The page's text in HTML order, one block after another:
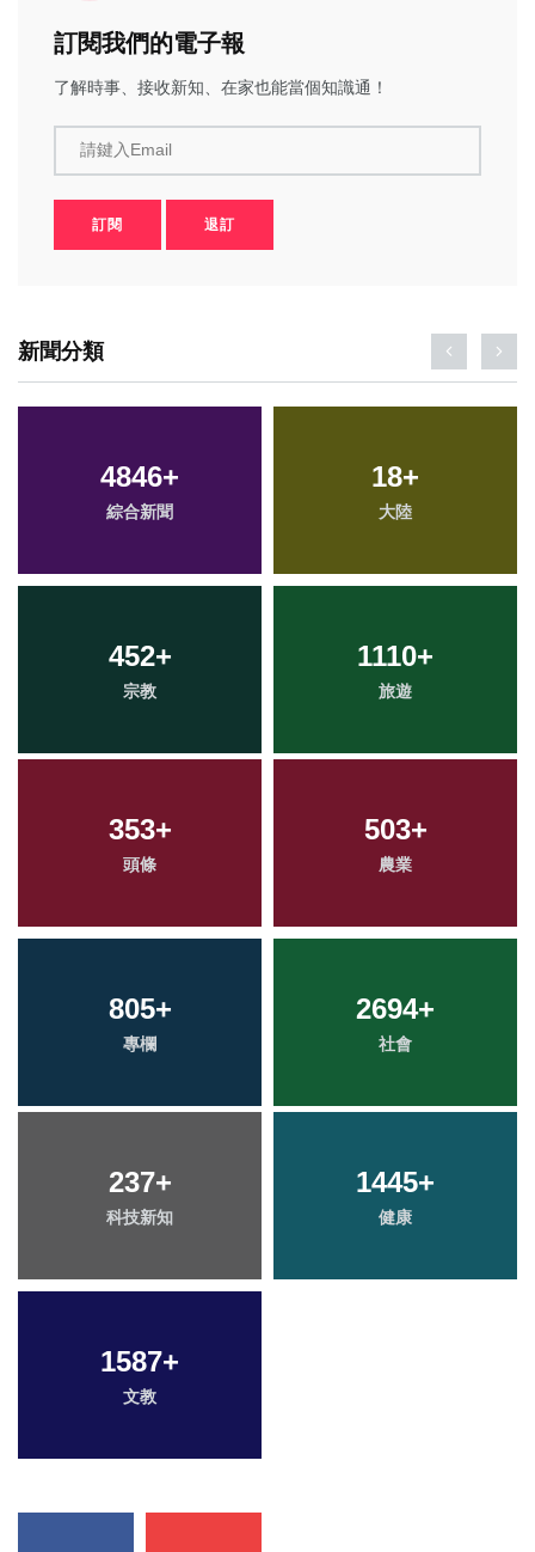
訂閱我們的電子報
了解時事、接收新知、在家也能當個知識通！
請鍵入Email
訂閱 退訂
新聞分類
4846+
綜合新聞
18+
大陸
452+
宗教
1110+
旅遊
353+
頭條
503+
農業
805+
專欄
2694+
社會
237+
科技新知
1445+
健康
1587+
文教